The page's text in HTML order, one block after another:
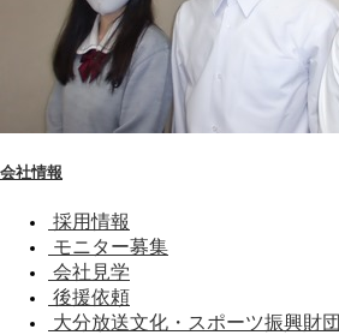
会社情報
採用情報
モニター募集
会社見学
後援依頼
大分放送文化・スポーツ振興財団